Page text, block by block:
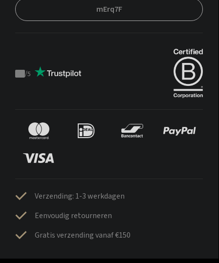
mErq7F
Trustpilot
/5
Verzending: 1-3 werkdagen
Eenvoudig retourneren
Gratis verzending vanaf €150